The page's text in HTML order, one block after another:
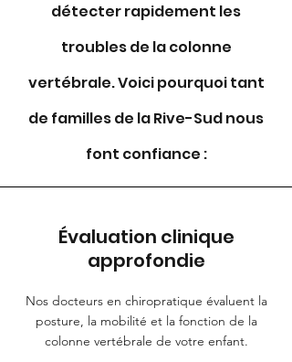
détecter rapidement les
troubles de la colonne
vertébrale. Voici pourquoi tant
de familles de la Rive-Sud nous
font confiance :
Évaluation clinique
approfondie
Nos docteurs en chiropratique évaluent la
posture, la mobilité et la fonction de la
colonne vertébrale de votre enfant.